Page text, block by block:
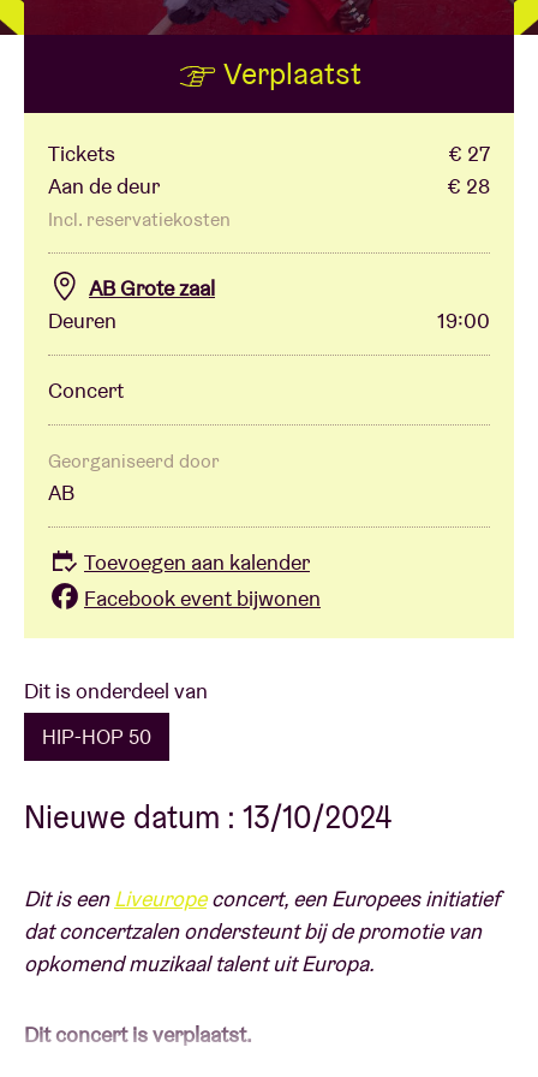
BRDCST
ABtv
Concertcheque
Over AB
Contact
Dit is onderdeel van
HIP-HOP 50
Nieuwe datum : 13/10/2024
Dit is eenLiveuropeconcert, een Europees initiatief
dat concertzalen ondersteunt bij de promotie van
opkomend muzikaal talent uit Europa.
Dit concert is verplaatst.
Verplaatst
Tickets
€ 27
Aan de deur
€ 28
Incl. reservatiekosten
AB Grote zaal
Deuren
19:00
Concert
Georganiseerd door
AB
Toevoegen aan kalender
Facebook event bijwonen